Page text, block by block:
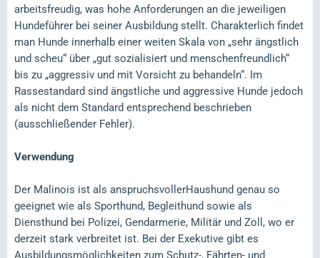
arbeitsfreudig, was hohe Anforderungen an die jeweiligen
Hundeführer bei seiner Ausbildung stellt. Charakterlich findet
man Hunde innerhalb einer weiten Skala von „sehr ängstlich
und scheu“ über „gut sozialisiert und menschenfreundlich“
bis zu „aggressiv und mit Vorsicht zu behandeln“. Im
Rassestandard sind ängstliche und aggressive Hunde jedoch
als nicht dem Standard entsprechend beschrieben
(ausschließender Fehler).
Verwendung
Der Malinois ist als anspruchsvollerHaushund genau so
geeignet wie als Sporthund, Begleithund sowie als
Diensthund bei Polizei, Gendarmerie, Militär und Zoll, wo er
derzeit stark verbreitet ist. Bei der Exekutive gibt es
Ausbildungsmöglichkeiten zum Schutz-, Fährten- und